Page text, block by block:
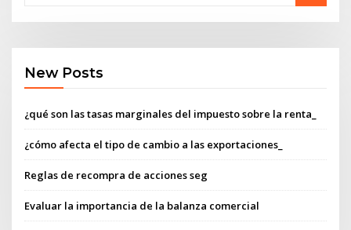
New Posts
¿qué son las tasas marginales del impuesto sobre la renta_
¿cómo afecta el tipo de cambio a las exportaciones_
Reglas de recompra de acciones seg
Evaluar la importancia de la balanza comercial